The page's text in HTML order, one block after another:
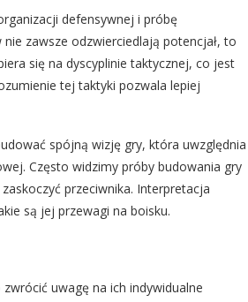
defensywnej i próbę
zawsze odzwierciedlają potencjał, to
się na dyscyplinie taktycznej, co jest
tej taktyki pozwala lepiej
spójną wizję gry, która uwzględnia
Często widzimy próby budowania gry
przeciwnika. Interpretacja
są jej przewagi na boisku.
uwagę na ich indywidualne